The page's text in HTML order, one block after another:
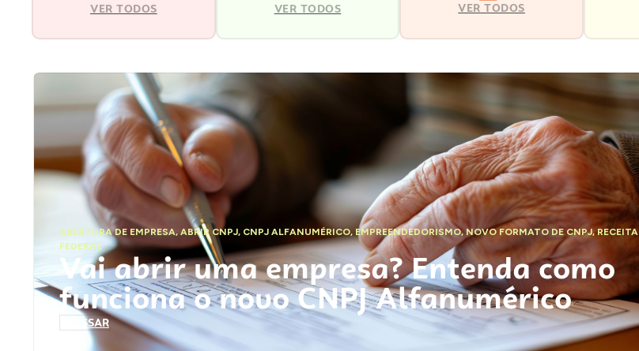
VER TODOS VER TODOS VER TODOS
ABERTURA DE EMPRESA,ABRIR CNPJ, CNPJ ALFANUMÉRICO, EMPREENDEDORISMO,NOVO FORMATO DE CNPJ,RECEITA
FEDERAL
Vai abrir uma empresa? Entenda como
funciona o novo CNPJ Alfanumérico
ACESSAR